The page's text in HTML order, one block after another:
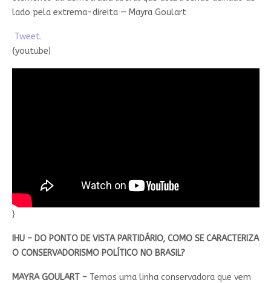
lado pela extrema-direita — Mayra Goulart
Tweet.
{youtube)
}
IHU – DO PONTO DE VISTA PARTIDÁRIO, COMO SE CARACTERIZA
O CONSERVADORISMO POLÍTICO NO BRASIL?
MAYRA GOULART –Temos uma linha conservadora que vem